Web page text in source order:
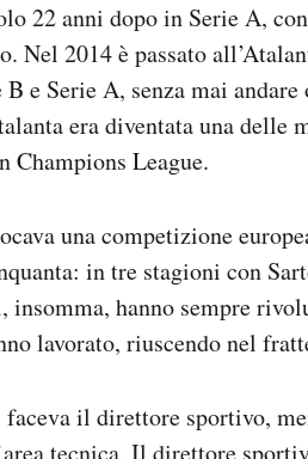
22 anni dopo in Serie A,
Nel 2014 è passato
e Serie A, senza mai
era diventata una
Champions League.
una competizione
in tre stagioni con
insomma, hanno sempre
lavorato, riuscendo nel
il direttore sportivo,